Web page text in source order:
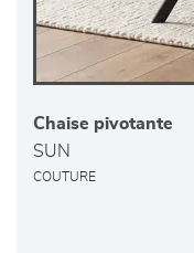
Chaise pivotante
SUN
COUTURE